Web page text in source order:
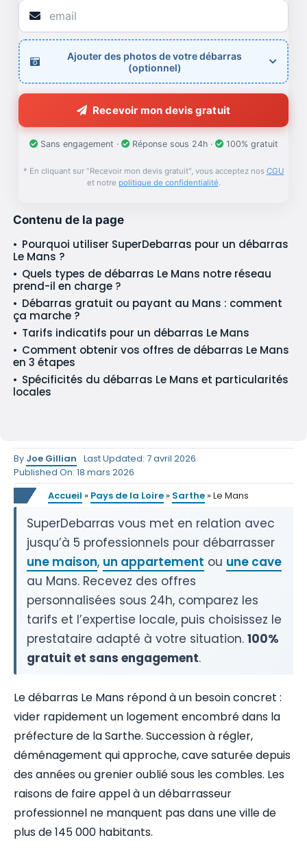
Ajouter des photos de votre débarras
(optionnel)
Recevoir mon devis gratuit
Sans engagement · Réponse sous 24h · 100% gratuit
* En cliquant sur "Recevoir mon devis gratuit", vous acceptez nos CGU
et notre politique de confidentialité.
Contenu de la page
Pourquoi utiliser SuperDebarras pour un débarras
Le Mans ?
Quels types de débarras Le Mans notre réseau
prend-il en charge ?
Débarras gratuit ou payant au Mans : comment
ça marche ?
Tarifs indicatifs pour un débarras Le Mans
Comment obtenir vos offres de débarras Le Mans
en 3 étapes
Spécificités du débarras Le Mans et particularités
locales
By Joe Gillian Last Updated: 7 avril 2026
Published On: 18 mars 2026
Accueil » Pays de la Loire » Sarthe »Le Mans
SuperDebarras vous met en relation avec
jusqu’à 5 professionnels pour débarrasser
une maison, un appartement ou une cave
au Mans. Recevez des offres
personnalisées sous 24h, comparez les
tarifs et l’expertise locale, puis choisissez le
prestataire adapté à votre situation. 100%
gratuit et sans engagement.
Le débarras Le Mans répond à un besoin concret :
vider rapidement un logement encombré dans la
préfecture de la Sarthe. Succession à régler,
déménagement qui approche, cave saturée depuis
des années ou grenier oublié sous les combles. Les
raisons de faire appel à un débarrasseur
professionnel ne manquent pas dans une ville de
plus de 145 000 habitants.